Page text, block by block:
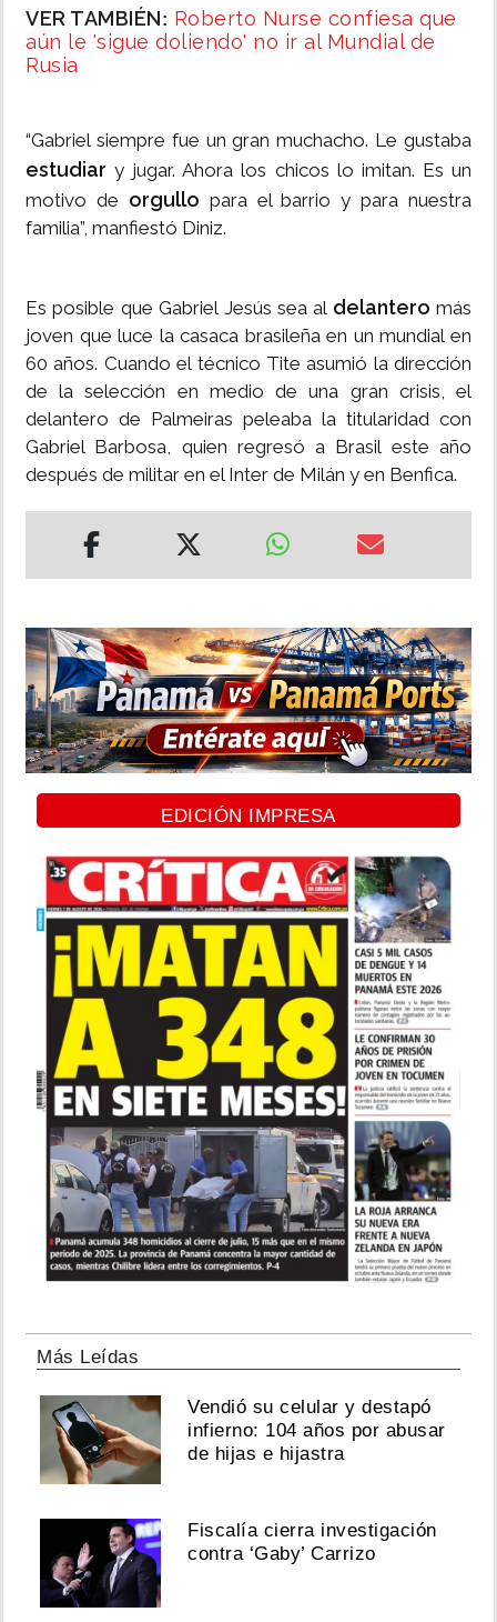
VER TAMBIÉN: Roberto Nurse confiesa que
aún le 'sigue doliendo' no ir al Mundial de
Rusia
“Gabriel siempre fue un gran muchacho. Le gustaba
estudiar y jugar. Ahora los chicos lo imitan. Es un
motivo de orgullo para el barrio y para nuestra
familia”, manfiestó Diniz.
Es posible que Gabriel Jesús sea al delantero más
joven que luce la casaca brasileña en un mundial en
60 años. Cuando el técnico Tite asumió la dirección
de la selección en medio de una gran crisis, el
delantero de Palmeiras peleaba la titularidad con
Gabriel Barbosa, quien regresó a Brasil este año
después de militar en el Inter de Milán y en Benfica.
EDICIÓN IMPRESA
Más Leídas
Vendió su celular y destapó
infierno: 104 años por abusar
de hijas e hijastra
Fiscalía cierra investigación
contra ‘Gaby’ Carrizo